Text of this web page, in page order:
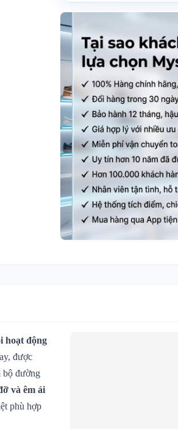
hoạt động
được
bộ đường
và êm ái
phù hợp